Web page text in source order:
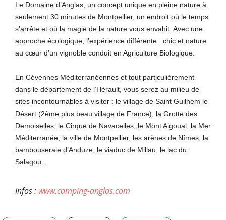
Le Domaine d’Anglas, un concept unique en pleine nature à
seulement 30 minutes de Montpellier, un endroit où le temps
s’arrête et où la magie de la nature vous envahit. Avec une
approche écologique, l’expérience différente : chic et nature
au cœur d’un vignoble conduit en Agriculture Biologique.
En Cévennes Méditerranéennes et tout particulièrement
dans le département de l’Hérault, vous serez au milieu de
sites incontournables à visiter : le village de Saint Guilhem le
Désert (2ème plus beau village de France), la Grotte des
Demoiselles, le Cirque de Navacelles, le Mont Aigoual, la Mer
Méditerranée, la ville de Montpellier, les arènes de Nîmes, la
bambouseraie d’Anduze, le viaduc de Millau, le lac du
Salagou…
Infos : www.camping-anglas.com